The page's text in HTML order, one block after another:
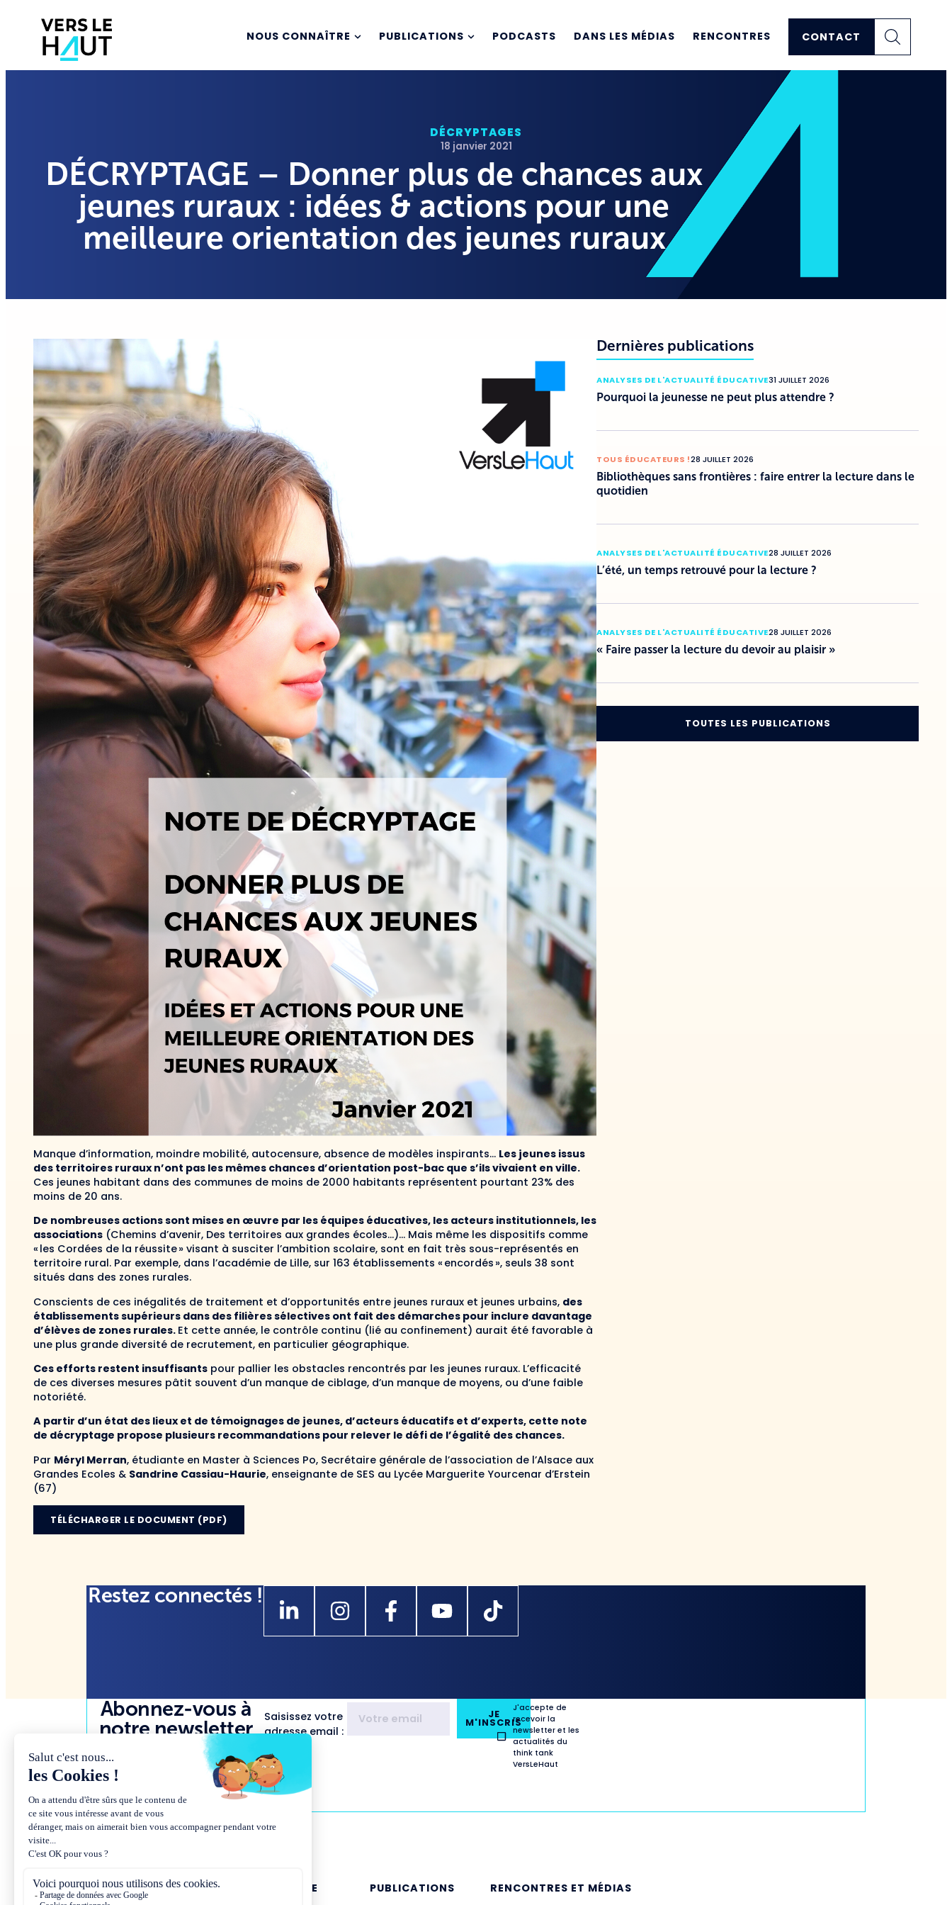
NOUS CONNAÎTRE PUBLICATIONS PODCASTS DANS LES MÉDIAS RENCONTRES CONTACT
DÉCRYPTAGES
18 janvier 2021
DÉCRYPTAGE – Donner plus de chances aux
jeunes ruraux : idées & actions pour une
meilleure orientation des jeunes ruraux
Manque d’information, moindre mobilité, autocensure, absence de modèles inspirants… Les jeunes issus
des territoires ruraux n’ont pas les mêmes chances d’orientation post-bac que s’ils vivaient en ville.
Ces jeunes habitant dans des communes de moins de 2000 habitants représentent pourtant 23% des
moins de 20 ans.
De nombreuses actions sont mises en œuvre par les équipes éducatives, les acteurs institutionnels, les
associations (Chemins d’avenir, Des territoires aux grandes écoles…)… Mais même les dispositifs comme
« les Cordées de la réussite » visant à susciter l’ambition scolaire, sont en fait très sous-représentés en
territoire rural. Par exemple, dans l’académie de Lille, sur 163 établissements « encordés », seuls 38 sont
situés dans des zones rurales.
Conscients de ces inégalités de traitement et d’opportunités entre jeunes ruraux et jeunes urbains, des
établissements supérieurs dans des filières sélectives ont fait des démarches pour inclure davantage
d’élèves de zones rurales. Et cette année, le contrôle continu (lié au confinement) aurait été favorable à
une plus grande diversité de recrutement, en particulier géographique.
Ces efforts restent insuffisants pour pallier les obstacles rencontrés par les jeunes ruraux. L’efficacité
de ces diverses mesures pâtit souvent d’un manque de ciblage, d’un manque de moyens, ou d’une faible
notoriété.
A partir d’un état des lieux et de témoignages de jeunes, d’acteurs éducatifs et d’experts, cette note
de décryptage propose plusieurs recommandations pour relever le défi de l’égalité des chances.
Par Méryl Merran, étudiante en Master à Sciences Po, Secrétaire générale de l’association de l’Alsace aux
Grandes Ecoles & Sandrine Cassiau-Haurie, enseignante de SES au Lycée Marguerite Yourcenar d’Erstein
(67)
TÉLÉCHARGER LE DOCUMENT (PDF)
Dernières publications
ANALYSES DE L'ACTUALITÉ ÉDUCATIVE31 JUILLET 2026
Pourquoi la jeunesse ne peut plus attendre ?
TOUS ÉDUCATEURS !28 JUILLET 2026
Bibliothèques sans frontières : faire entrer la lecture dans le
quotidien
ANALYSES DE L'ACTUALITÉ ÉDUCATIVE28 JUILLET 2026
L’été, un temps retrouvé pour la lecture ?
ANALYSES DE L'ACTUALITÉ ÉDUCATIVE28 JUILLET 2026
« Faire passer la lecture du devoir au plaisir »
TOUTES LES PUBLICATIONS
Restez connectés !
Abonnez-vous à
notre newsletter
Saisissez votre
adresse email :
JE
M'INSCRIS
J'accepte de
recevoir la
newsletter et les
actualités du
think tank
VersLeHaut
NOUS CONNAÎTRE PUBLICATIONS RENCONTRES ET MÉDIAS